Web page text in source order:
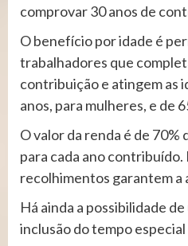
comprovar 30 anos de
O benefício por idade é
trabalhadores que
contribuição e atingem as
anos, para mulheres, e de
O valor da renda é de 70%
para cada ano contribuído.
recolhimentos garantem
Há ainda a possibilidade
inclusão do tempo